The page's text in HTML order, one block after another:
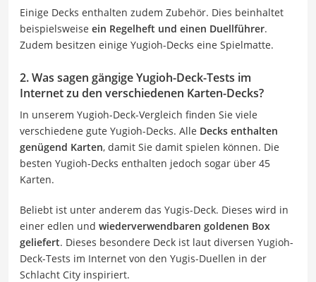
Einige Decks enthalten zudem Zubehör. Dies beinhaltet
beispielsweise ein Regelheft und einen Duellführer.
Zudem besitzen einige Yugioh-Decks eine Spielmatte.
2. Was sagen gängige Yugioh-Deck-Tests im
Internet zu den verschiedenen Karten-Decks?
In unserem Yugioh-Deck-Vergleich finden Sie viele
verschiedene gute Yugioh-Decks. Alle Decks enthalten
genügend Karten, damit Sie damit spielen können. Die
besten Yugioh-Decks enthalten jedoch sogar über 45
Karten.
Beliebt ist unter anderem das Yugis-Deck. Dieses wird in
einer edlen und wiederverwendbaren goldenen Box
geliefert. Dieses besondere Deck ist laut diversen Yugioh-
Deck-Tests im Internet von den Yugis-Duellen in der
Schlacht City inspiriert.